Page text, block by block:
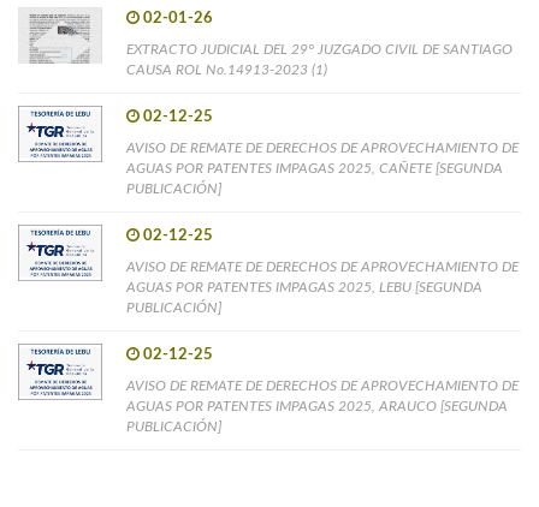
02-01-26
EXTRACTO JUDICIAL DEL 29° JUZGADO CIVIL DE SANTIAGO
CAUSA ROL No.14913-2023 (1)
02-12-25
AVISO DE REMATE DE DERECHOS DE APROVECHAMIENTO DE
AGUAS POR PATENTES IMPAGAS 2025, CAÑETE [SEGUNDA
PUBLICACIÓN]
02-12-25
AVISO DE REMATE DE DERECHOS DE APROVECHAMIENTO DE
AGUAS POR PATENTES IMPAGAS 2025, LEBU [SEGUNDA
PUBLICACIÓN]
02-12-25
AVISO DE REMATE DE DERECHOS DE APROVECHAMIENTO DE
AGUAS POR PATENTES IMPAGAS 2025, ARAUCO [SEGUNDA
PUBLICACIÓN]